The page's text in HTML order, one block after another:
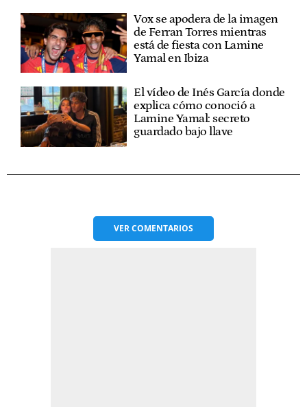
Vox se apodera de la imagen
de Ferran Torres mientras
está de fiesta con Lamine
Yamal en Ibiza
El vídeo de Inés García donde
explica cómo conoció a
Lamine Yamal: secreto
guardado bajo llave
VERCOMENTARIOS